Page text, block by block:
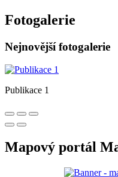
Fotogalerie
Nejnovější fotogalerie
Publikace 1
Mapový portál